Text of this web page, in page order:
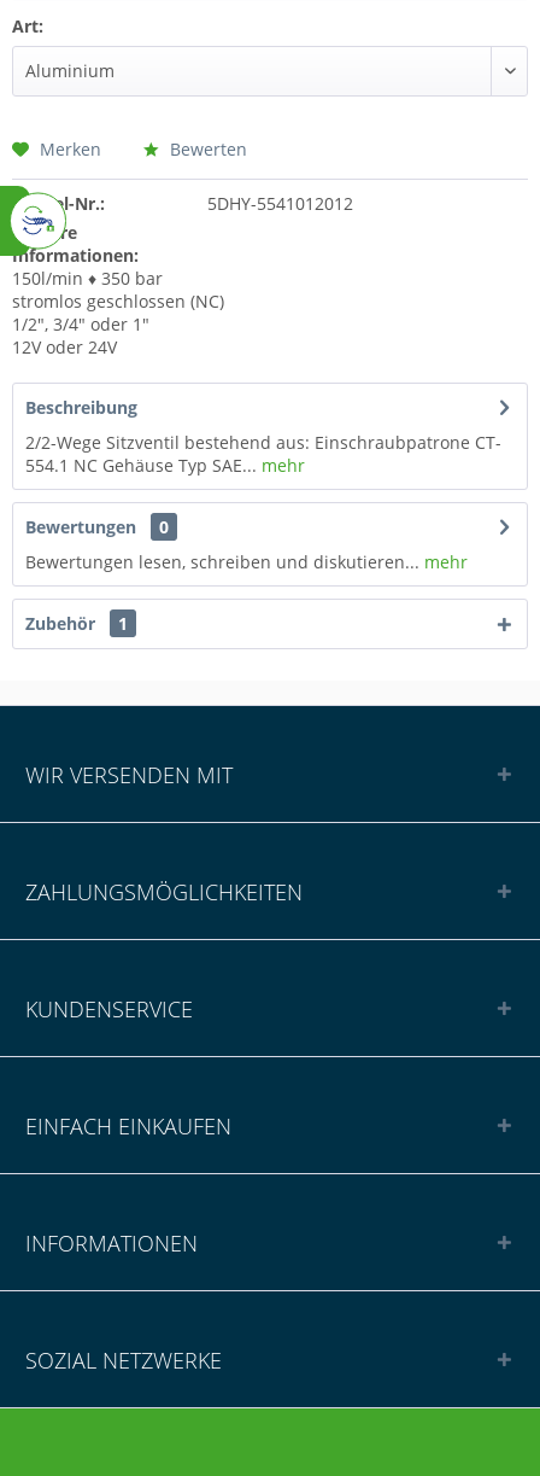
Art:
Merken Bewerten
Artikel-Nr.:
5DHY-5541012012
Weitere
Informationen:
150l/min ♦ 350 bar
stromlos geschlossen (NC)
1/2", 3/4" oder 1"
12V oder 24V
Beschreibung
2/2-Wege Sitzventil bestehend aus: Einschraubpatrone CT-
554.1 NC Gehäuse Typ SAE... mehr
Bewertungen
0
Bewertungen lesen, schreiben und diskutieren... mehr
Zubehör 1
WIR VERSENDEN MIT
ZAHLUNGSMÖGLICHKEITEN
KUNDENSERVICE
EINFACH EINKAUFEN
INFORMATIONEN
SOZIAL NETZWERKE